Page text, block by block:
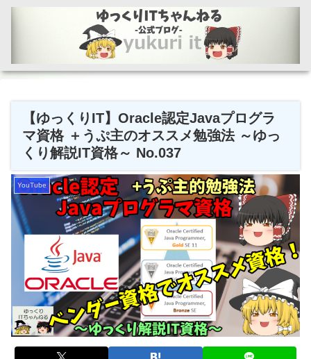
【ゆっくりIT】Oracle認定Javaプログラ
マ資格 ＋うぷ主のオススメ勉強法 ～ゆっ
くり解説IT資格～ No.037
YouTube